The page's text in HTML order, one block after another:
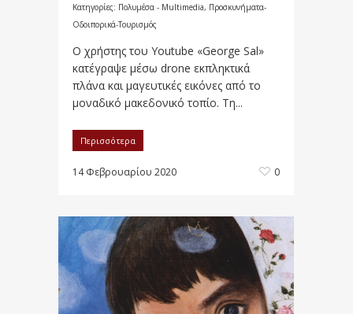
Κατηγορίες: Πολυμέσα - Multimedia, Προσκυνήματα-
Οδοιπορικά-Τουρισμός
Ο χρήστης του Youtube «George Sal»
κατέγραψε μέσω drone εκπληκτικά
πλάνα και μαγευτικές εικόνες από το
μοναδικό μακεδονικό τοπίο. Τη...
Περισσότερα
14 Φεβρουαρίου 2020 0